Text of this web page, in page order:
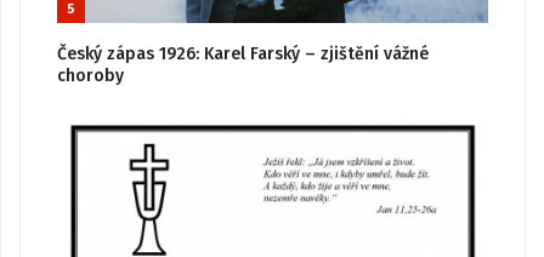
5
Český zápas 1926: Karel Farský – zjištění vážné
choroby